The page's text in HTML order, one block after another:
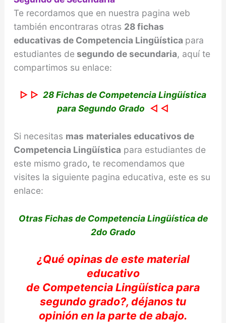
Te recordamos que en nuestra pagina web
también encontraras otras 28 fichas
educativas de Competencia Lingüística para
estudiantes de segundo de secundaria, aquí te
compartimos su enlace:
▷ ▷ 28 Fichas de Competencia Lingüística
para Segundo Grado ◁ ◁
Si necesitas mas materiales educativos de
Competencia Lingüística para estudiantes de
este mismo grado, te recomendamos que
visites la siguiente pagina educativa, este es su
enlace:
Otras Fichas de Competencia Lingüística de
2do Grado
¿Qué opinasde este material
educativo
de CompetenciaLingüísticapara
segundo grado?, déjanos tu
opiniónen la parte de abajo.